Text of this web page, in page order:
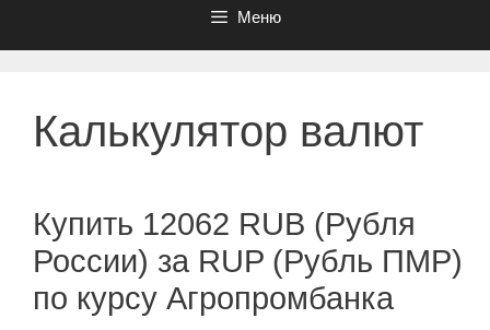
Меню
Калькулятор валют
Купить 12062 RUB (Рубля
России) за RUP (Рубль ПМР)
по курсу Агропромбанка